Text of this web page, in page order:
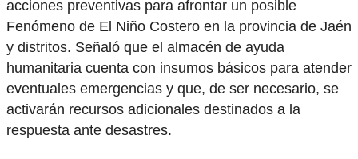
acciones preventivas para afrontar un posible
Fenómeno de El Niño Costero en la provincia de Jaén
y distritos. Señaló que el almacén de ayuda
humanitaria cuenta con insumos básicos para atender
eventuales emergencias y que, de ser necesario, se
activarán recursos adicionales destinados a la
respuesta ante desastres.